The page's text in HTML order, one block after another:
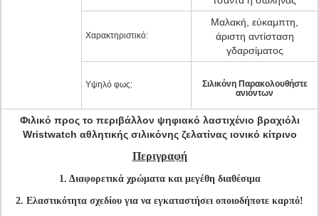
Χαρακτηριστικό:
Μαλακή, εύκαμπτη,
άριστη αντίσταση
γδαρσίματος
Υψηλό φως:
Σιλικόνη Παρακολουθήστε
ανιόντων
Φιλικό προς το περιβάλλον ψηφιακό λαστιχένιο βραχιόλι
Wristwatch αθλητικής σιλικόνης ζελατίνας ιονικό κίτρινο
Περιγραφή
1. Διαφορετικά χρώματα και μεγέθη διαθέσιμα
2. Ελαστικότητα σχεδίου για να εγκαταστήσει οποιοδήποτε καρπό!